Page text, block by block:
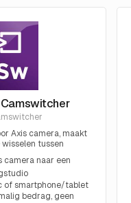
Axis camera, maakt
tussen
en videoclips,
smartphone/tablet.
camera naar een
of smartphone/tablet
bedrag, geen